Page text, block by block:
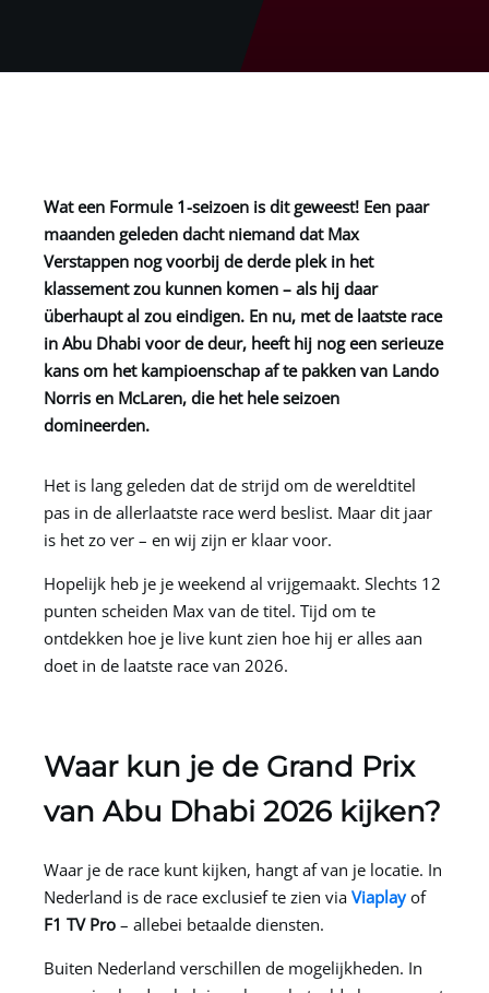
Wat een Formule 1-seizoen is dit geweest! Een paar
maanden geleden dacht niemand dat Max
Verstappen nog voorbij de derde plek in het
klassement zou kunnen komen – als hij daar
überhaupt al zou eindigen. En nu, met de laatste race
in Abu Dhabi voor de deur, heeft hij nog een serieuze
kans om het kampioenschap af te pakken van Lando
Norris en McLaren, die het hele seizoen
domineerden.
Het is lang geleden dat de strijd om de wereldtitel
pas in de allerlaatste race werd beslist. Maar dit jaar
is het zo ver – en wij zijn er klaar voor.
Hopelijk heb je je weekend al vrijgemaakt. Slechts 12
punten scheiden Max van de titel. Tijd om te
ontdekken hoe je live kunt zien hoe hij er alles aan
doet in de laatste race van 2026.
Waar kun je de Grand Prix
van Abu Dhabi 2026 kijken?
Waar je de race kunt kijken, hangt af van je locatie. In
Nederland is de race exclusief te zien via Viaplayof
F1 TV Pro – allebei betaalde diensten.
Buiten Nederland verschillen de mogelijkheden. In